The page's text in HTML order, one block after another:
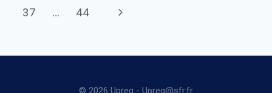
navigation
Page
37
… 44
Next
© 2026 Upreg - Upreg@sfr.fr